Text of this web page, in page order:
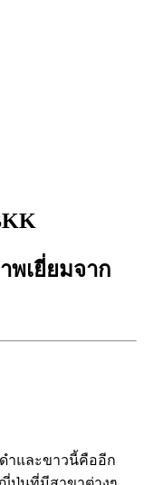
พเยี่ยมจาก
ำและขาวนี้คืออีก